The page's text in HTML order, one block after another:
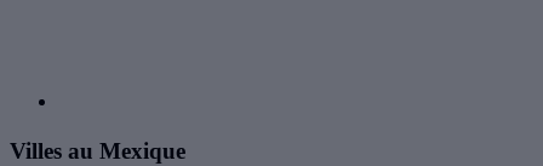
Villes au Mexique